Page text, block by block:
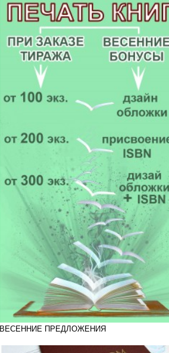
ВЕСЕННИЕ ПРЕДЛОЖЕНИЯ